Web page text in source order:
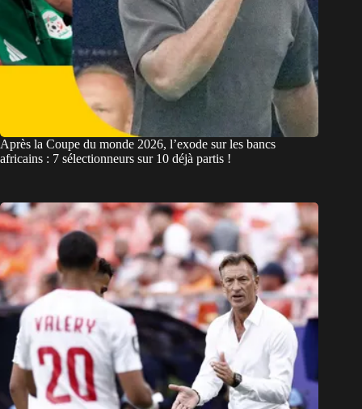
Après la Coupe du monde 2026, l’exode sur les bancs
africains : 7 sélectionneurs sur 10 déjà partis !